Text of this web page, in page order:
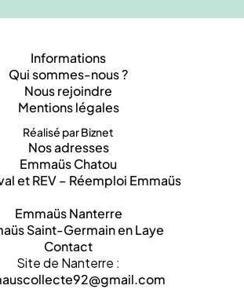
Informations
Qui sommes-nous ?
Nous rejoindre
Mentions légales
Réalisé par Biznet
Nos adresses
Emmaüs Chatou
et REV – Réemploi Emmaüs
Emmaüs Nanterre
Saint-Germain en Laye
Contact
Site de Nanterre :